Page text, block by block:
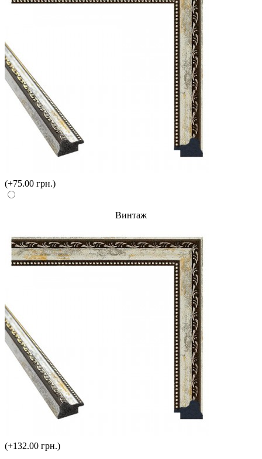
(+75.00 грн.)
Винтаж
(+132.00 грн.)